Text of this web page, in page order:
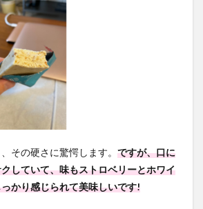
その硬さに驚愕します。 ですが、口に
していて、味もストロベリーとホワイ
かり感じられて美味しいです!